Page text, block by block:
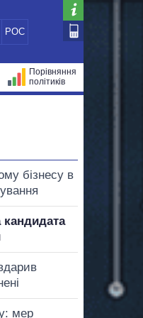
РОС
Порівняння
політиків
бізнесу в
кандидата
мер